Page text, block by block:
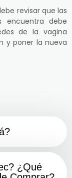
revisar que las
encuentra debe
de la vagina
y poner la nueva
¿Qué